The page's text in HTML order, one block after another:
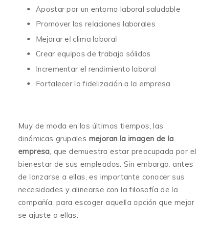
Apostar por un entorno laboral saludable
Promover las relaciones laborales
Mejorar el clima laboral
Crear equipos de trabajo sólidos
Incrementar el rendimiento laboral
Fortalecer la fidelización a la empresa
Muy de moda en los últimos tiempos, las
dinámicas grupales mejoran la imagen de la
empresa, que demuestra estar preocupada por el
bienestar de sus empleados. Sin embargo, antes
de lanzarse a ellas, es importante conocer sus
necesidades y alinearse con la filosofía de la
compañía, para escoger aquella opción que mejor
se ajuste a ellas.